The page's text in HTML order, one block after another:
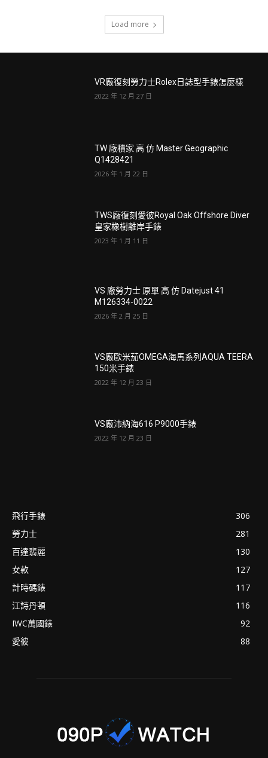
Load more
VR廠復刻勞力士Rolex日誌型手錶怎麼樣
2022 年 12 月 27 日
TW 廠積家 高 仿 Master Geographic
Q1428421
2026 年 1 月 22 日
TWS廠復刻愛彼Royal Oak Offshore Diver
皇家橡樹離岸手錶
2023 年 1 月 11 日
VS 廠勞力士 原單 高 仿 Datejust 41
M126334-0022
2026 年 2 月 25 日
VS廠歐米茄OMEGA海馬系列AQUA TEERA
150米手錶
2022 年 12 月 23 日
VS廠沛納海616 P9000手錶
2022 年 12 月 23 日
飛行手錶
306
勞力士
281
百達翡麗
130
女款
127
計時碼錶
117
江詩丹頓
116
IWC萬國錶
92
愛彼
88